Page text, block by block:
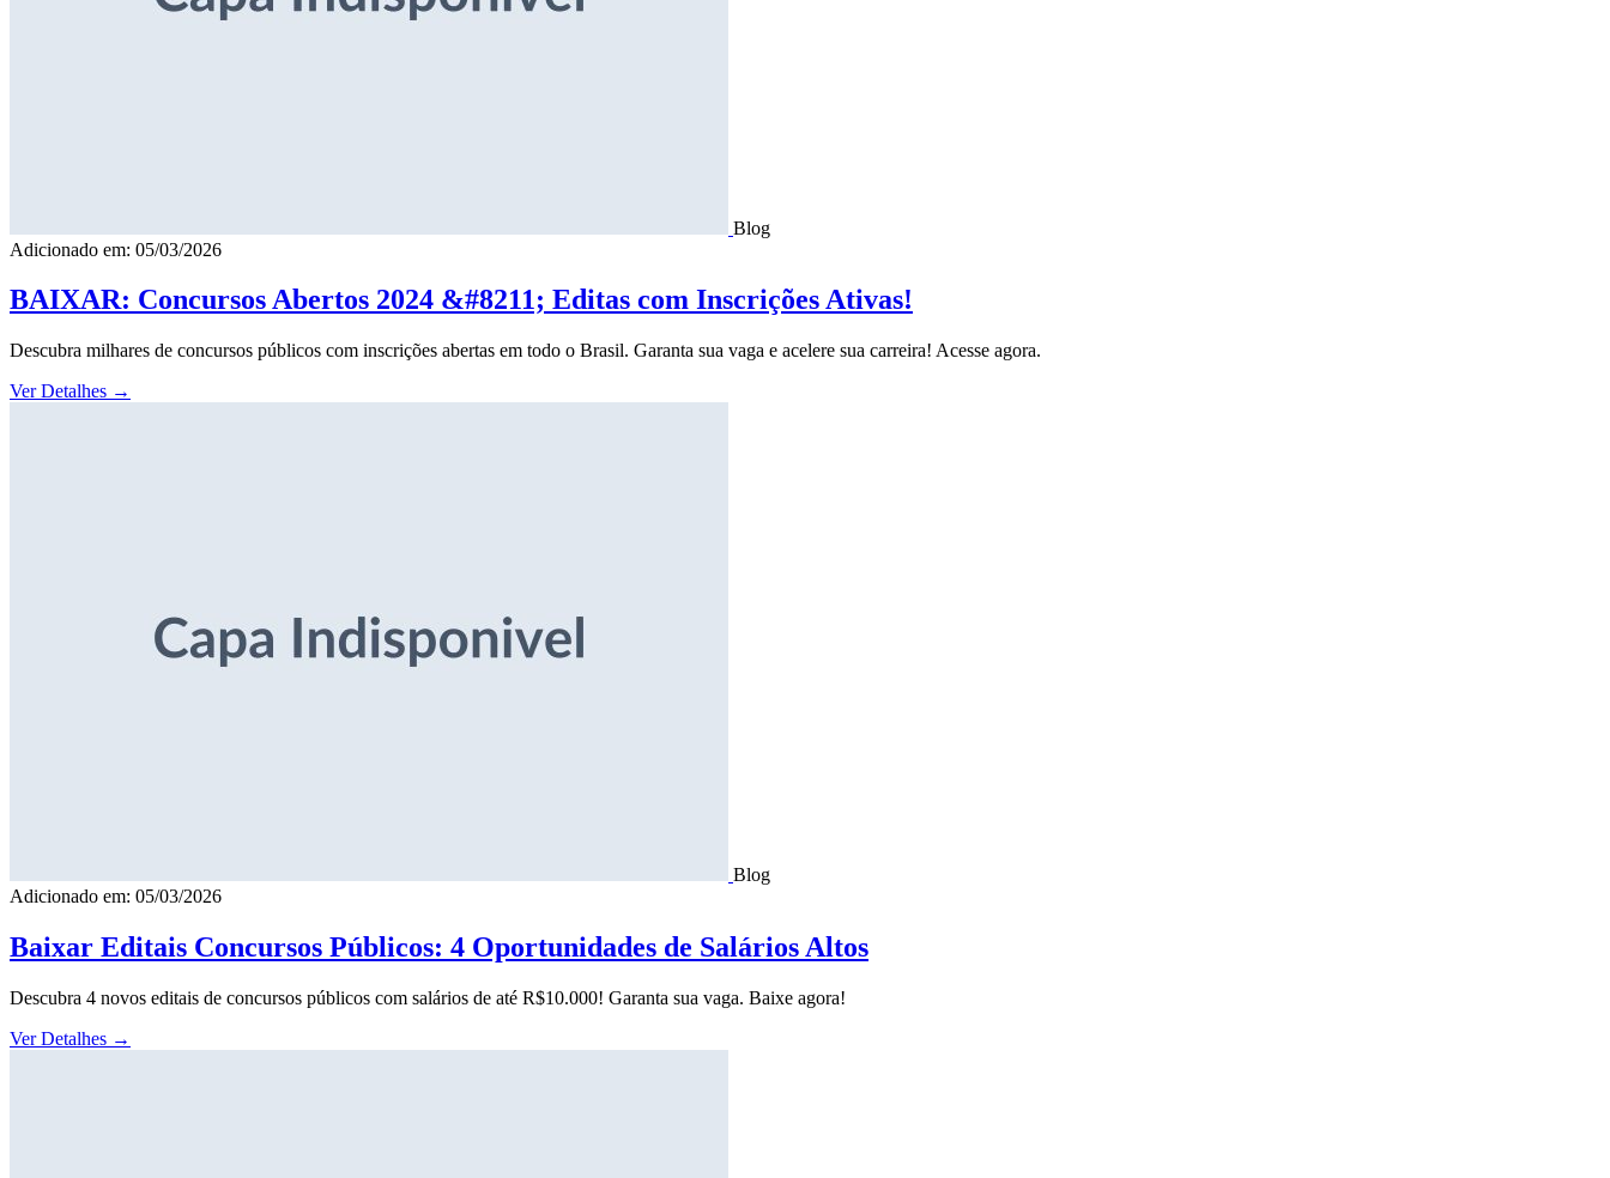
Blog
Adicionado em: 05/03/2026
BAIXAR: Concursos Abertos 2024 &#8211; Editas com Inscrições Ativas!
Descubra milhares de concursos públicos com inscrições abertas em todo o Brasil. Garanta sua vaga e acelere sua carreira! Acesse agora.
Ver Detalhes →
Blog
Adicionado em: 05/03/2026
Baixar Editais Concursos Públicos: 4 Oportunidades de Salários Altos
Descubra 4 novos editais de concursos públicos com salários de até R$10.000! Garanta sua vaga. Baixe agora!
Ver Detalhes →